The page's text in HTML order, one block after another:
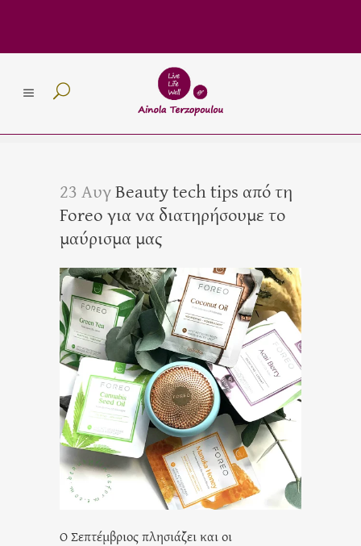
23 ΑυγBeauty tech tips από τη
Foreo για να διατηρήσουμε το
μαύρισμα μας
Ο Σεπτέμβριος πλησιάζει και οι